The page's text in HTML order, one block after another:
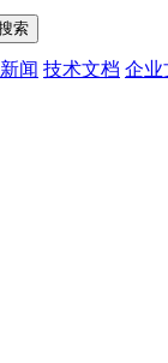
索
闻 技术文档 企业